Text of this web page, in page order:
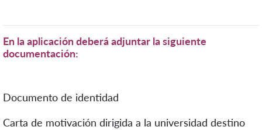
En la aplicación deberá adjuntar la siguiente
documentación:
Documento de identidad
Carta de motivación dirigida a la universidad destino